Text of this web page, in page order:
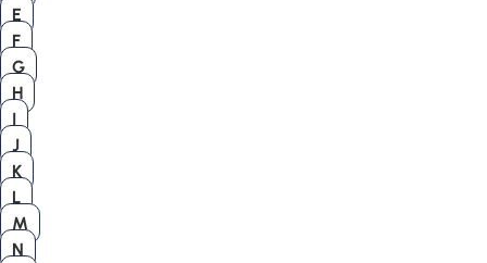
E
F
G
H
I
J
K
L
M
N